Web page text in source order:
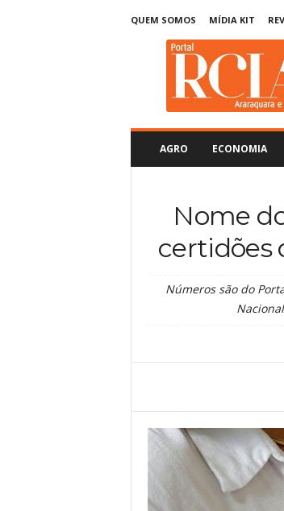
QUEM SOMOS MÍDIA KIT
AGRO ECONOMIA
Nome
certidões
Números são do